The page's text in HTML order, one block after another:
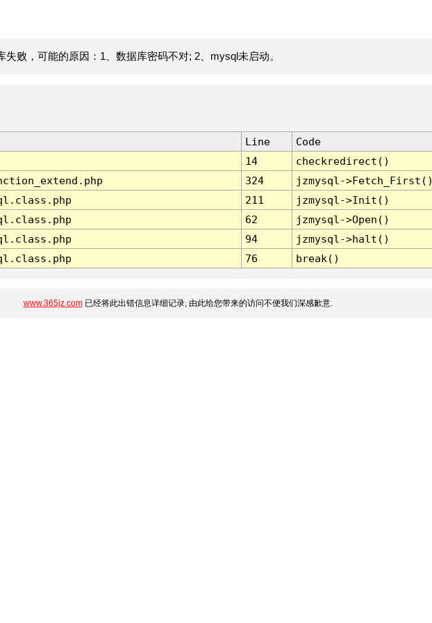
败，可能的原因：1、数据库密码不对; 2、mysql未启动。
Line
Code
14
checkredirect()
324
jzmysql-
211
jzmysql->Init()
62
jzmysql->Open()
94
jzmysql->halt()
76 break()
www.365jz.com已经将此出错信息详细记录, 由此给您带来的访问不便我们深感歉意.